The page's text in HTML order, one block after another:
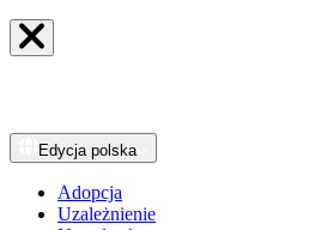
Edycja polska
Adopcja
Uzależnienie